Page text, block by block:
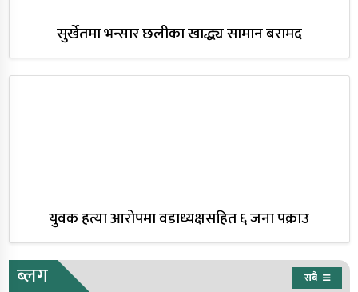
सुर्खेतमा भन्सार छलीका खाद्ध्य सामान बरामद
युवक हत्या आरोपमा वडाध्यक्षसहित ६ जना पक्राउ
ब्लग सबै